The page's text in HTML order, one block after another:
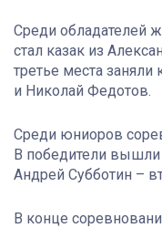
Среди обладателей
стал казак из
третье места
и Николай Федотов.
Среди юниоров
В победители
Андрей Субботин –
В конце